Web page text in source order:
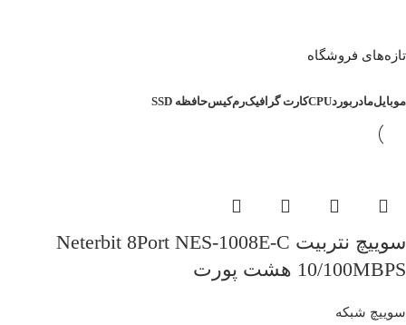
تازه‌های فروشگاه
موبایلمادربوردCPUکارت گرافیکرمکیسحافظه SSD
سوییچ نتربیت Neterbit 8Port NES-1008E-C
10/100MBPS هشت پورت
سوییچ شبکه